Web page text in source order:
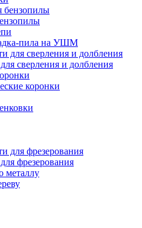
пила на УШМ
сверления и долбления
коронки
фрезерования
металлу